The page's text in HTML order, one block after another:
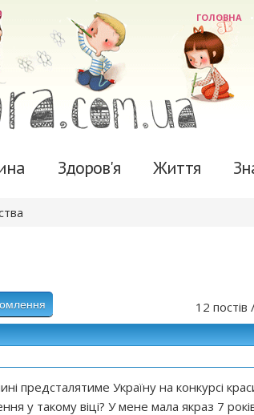
ГОЛОВНА
Здоров'я Життя
12
предсталятиме Україну на конкурсі
у такому віці? У мене мала якраз 7